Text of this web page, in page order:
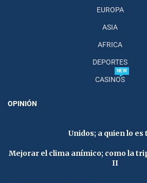
EUROPA
ASIA
AFRICA
DEPORTES
CASINOS
NEW
OPINIÓN
Unidos; a quien lo es
Mejorar el clima anímico; como la
II